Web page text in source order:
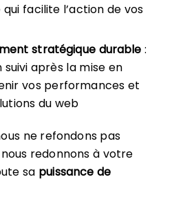
facilite l’action de vos
stratégique durable :
suivi après la mise en
vos performances et
du web
ne refondons pas
redonnons à votre
sa puissance de